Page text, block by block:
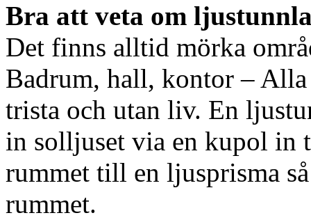
Bra att veta om
Det finns alltid mörka
Badrum, hall, kontor – Alla
trista och utan liv. En
in solljuset via en kupol in
rummet till en ljusprisma
rummet.